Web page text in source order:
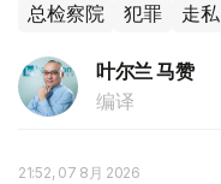
总检察院 犯罪 走私
叶尔兰 马赞
编译
21:52, 07 8月 2026